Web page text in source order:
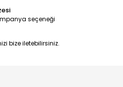
seçeneği
bize iletebilirsiniz.